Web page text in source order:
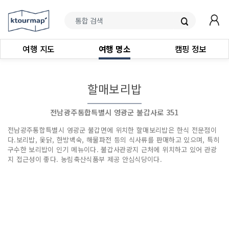
여행 지도 여행 명소 캠핑 정보
할매보리밥
전남광주통합특별시 영광군 불갑사로 351
전남광주통합특별시 영광군 불갑면에 위치한 할매보리밥은 한식 전문점이
다.보리밥, 옻닭, 한방백숙, 해물파전 등의 식사류를 판매하고 있으며, 특히
구수한 보리밥이 인기 메뉴이다. 불갑사관광지 근처에 위치하고 있어 관광
지 접근성이 좋다. 농림축산식품부 제공 안심식당이다.